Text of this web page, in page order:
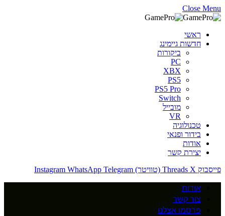
Close Menu
ראשי
חדשות גיימינג
ביקורות
PC
XBX
PS5
PS5 Pro
Switch
מובייל
VR
טכנולוגיה
בידור ופנאי
אודות
יצירת קשר
פייסבוק
Threads X (טוויטר) Instagram WhatsApp Telegram
אודות
צור קשר
פרסמו אצלנו